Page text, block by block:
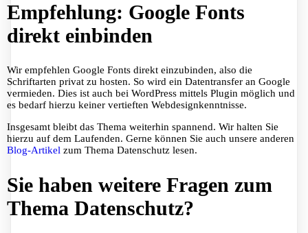
Empfehlung: Google Fonts
direkt einbinden
Wir empfehlen Google Fonts direkt einzubinden, also die
Schriftarten privat zu hosten. So wird ein Datentransfer an Google
vermieden. Dies ist auch bei WordPress mittels Plugin möglich und
es bedarf hierzu keiner vertieften Webdesignkenntnisse.
Insgesamt bleibt das Thema weiterhin spannend. Wir halten Sie
hierzu auf dem Laufenden. Gerne können Sie auch unsere anderen
Blog-Artikel zum Thema Datenschutz lesen.
Sie haben weitere Fragen zum
Thema Datenschutz?